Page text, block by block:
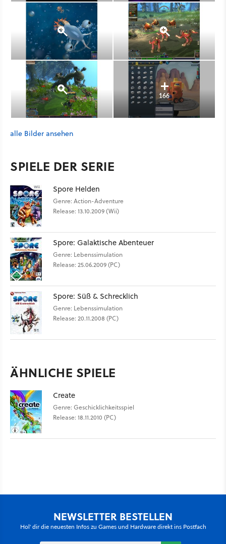
166
alle Bilder ansehen
SPIELE DER SERIE
Spore Helden
Genre: Action-Adventure
Release: 13.10.2009 (Wii)
Spore: Galaktische Abenteuer
Genre: Lebenssimulation
Release: 25.06.2009 (PC)
Spore: Süß & Schrecklich
Genre: Lebenssimulation
Release: 20.11.2008 (PC)
ÄHNLICHE SPIELE
Create
Genre: Geschicklichkeitsspiel
Release: 18.11.2010 (PC)
NEWSLETTER BESTELLEN
Hol' dir die neuesten Infos zu Games und Hardware direkt ins Postfach